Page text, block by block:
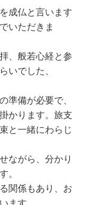
成仏と言います
いただきま
、般若心経と参
いでした、
準備が必要で、
かります。旅支
と一緒にわらじ
ながら、分かり
。
関係もあり、お